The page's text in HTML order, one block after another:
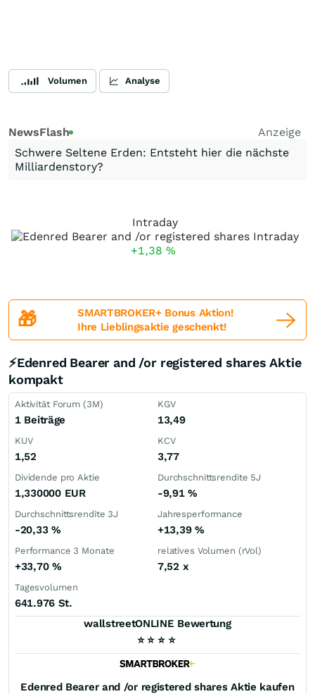
Volumen Analyse
NewsFlash
Anzeige
Schwere Seltene Erden: Entsteht hier die nächste
Milliardenstory?
Intraday
+1,38 %
🎁
SMARTBROKER+ Bonus Aktion!
Ihre Lieblingsaktie geschenkt!
⚡Edenred Bearer and /or registered shares Aktie
kompakt
Aktivität Forum (3M)
1 Beiträge
KGV
13,49
KUV
1,52
KCV
3,77
Dividende pro Aktie
1,330000 EUR
Durchschnittsrendite 5J
-9,91%
Durchschnittsrendite 3J
-20,33 %
Jahresperformance
+13,39 %
Performance 3 Monate
+33,70 %
relatives Volumen (rVol)
7,52 x
Tagesvolumen
641.976 St.
wallstreetONLINE Bewertung
⭐ ⭐ ⭐ ⭐
Edenred Bearer and /or registered shares Aktie kaufen